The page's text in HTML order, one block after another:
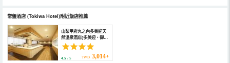
常盤酒店(Tokiwa Hotel)附近飯店推薦
山梨甲府丸之內多美迎天
然溫泉酒店(多美迎・御宿
野乃 酒店集團) (Dormy
Inn Kofu Marunouchi
Natural Hot Spring)
4.5 / 5 TWD 3,014+